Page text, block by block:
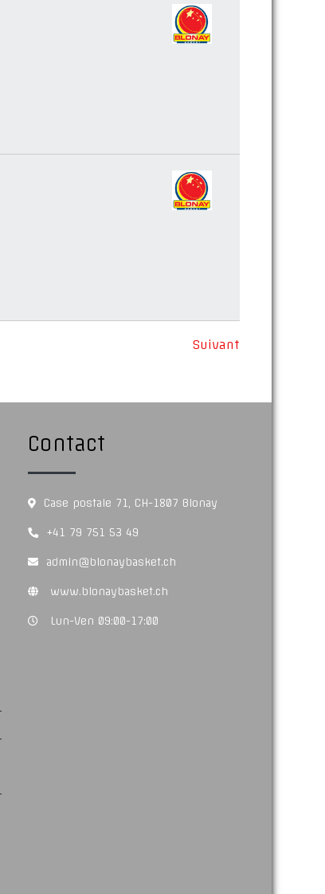
Suivant
Contact
Case postale 71, CH-1807 Blonay
+41 79 751 53 49
admin@blonaybasket.ch
www.blonaybasket.ch
Lun-Ven 09:00-17:00